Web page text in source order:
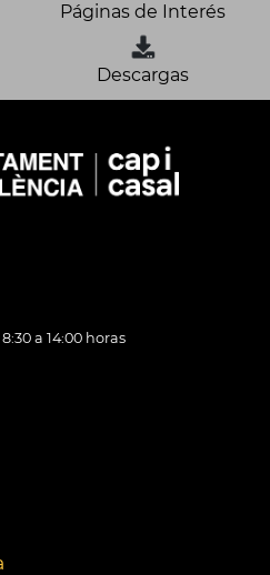
Páginas de Interés
Descargas
a 14:00 horas